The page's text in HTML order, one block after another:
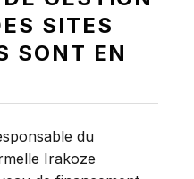
SITES
SONT EN
du
Irakoze